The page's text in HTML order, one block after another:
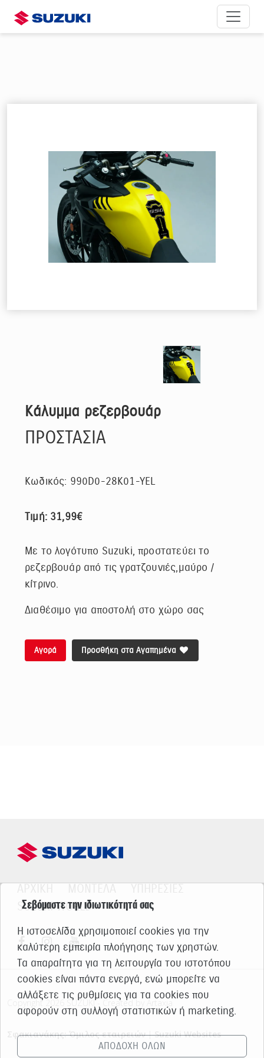
Κάλυμμα ρεζερβουάρ
ΠΡΟΣΤΑΣΙΑ
Κωδικός: 990D0-28K01-YEL
Τιμή: 31,99€
Με το λογότυπο Suzuki, προστατεύει το
ρεζερβουάρ από τις γρατζουνιές,μαύρο /
κίτρινο.
Διαθέσιμο για αποστολή στο χώρο σας
Αγορά Προσθήκη στα Αγαπημένα
SUZUKI WORLD
Copyright 2026 SUZUKI - Created by Artaxia
Σφακιανάκης: Όμιλος εταιρειών|Suzuki Websites
Σεβόμαστε την ιδιωτικότητά σας
Η ιστοσελίδα χρησιμοποιεί cookies για την
καλύτερη εμπειρία πλοήγησης των χρηστών.
Τα απαραίτητα για τη λειτουργία του ιστοτόπου
cookies είναι πάντα ενεργά, ενώ μπορείτε να
αλλάξετε τις ρυθμίσεις για τα cookies που
αφορούν στη συλλογή στατιστικών ή marketing.
ΑΠΟΔΟΧΗ ΟΛΩΝ